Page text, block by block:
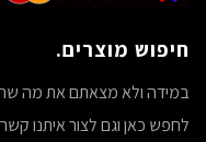
חיפוש מוצרים.
במידה ולא מצאתם את מה
לחפש כאן וגם לצור איתנו